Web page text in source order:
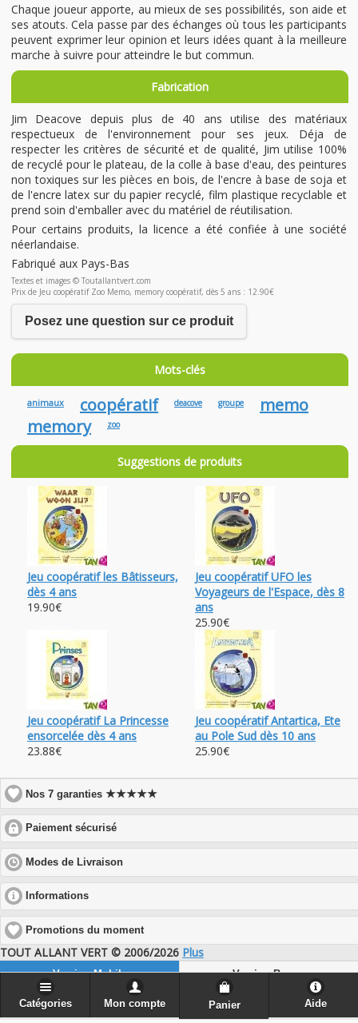
Chaque joueur apporte, au mieux de ses possibilités, son aide et
ses atouts. Cela passe par des échanges où tous les participants
peuvent exprimer leur opinion et leurs idées quant à la meilleure
marche à suivre pour atteindre le but commun.
Fabrication
Jim Deacove depuis plus de 40 ans utilise des matériaux
respectueux de l'environnement pour ses jeux. Déja de
respecter les critères de sécurité et de qualité, Jim utilise 100%
de recyclé pour le plateau, de la colle à base d'eau, des peintures
non toxiques sur les pièces en bois, de l'encre à base de soja et
de l'encre latex sur du papier recyclé, film plastique recyclable et
prend soin d'emballer avec du matériel de réutilisation.
Pour certains produits, la licence a été confiée à une société
néerlandaise.
Fabriqué aux Pays-Bas
Textes et images © Toutallantvert.com
Prix de Jeu coopératif Zoo Memo, memory coopératif, dès 5 ans : 12.90€
Posez une question sur ce produit
Mots-clés
animaux coopératif deacove groupe
memo
memory
zoo
Suggestions de produits
Jeu coopératif les Bâtisseurs,
dès 4 ans
19.90€
Jeu coopératif UFO les
Voyageurs de l'Espace, dès 8
ans
25.90€
Jeu coopératif La Princesse
ensorcelée dès 4 ans
23.88€
Jeu coopératif Antartica, Ete
au Pole Sud dès 10 ans
25.90€
Nos 7 garanties★★★★★
Paiement sécurisé
to
expand
Modes de Livraison
to
contents
Informations
to
expand
Promotions du moment
TOUT ALLANT VERT © 2006/2026 Plus
Version Mobile Version Bureau
Catégories Mon compte Panier Aide